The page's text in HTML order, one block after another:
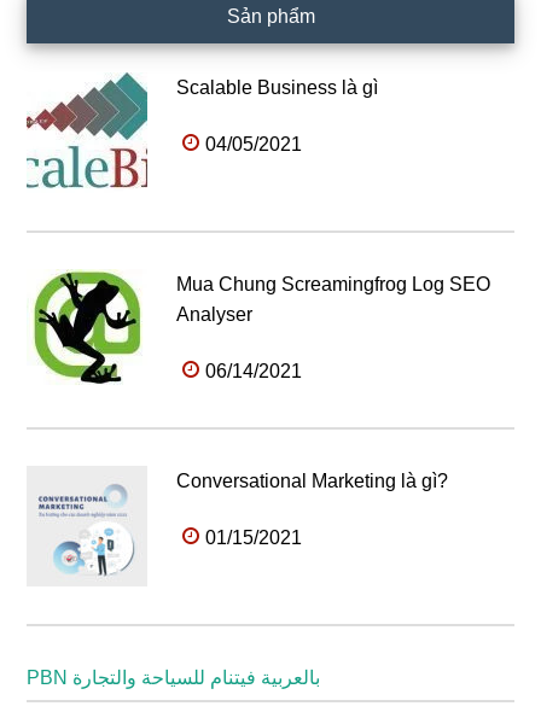
Sản phẩm
Scalable Business là gì
04/05/2021
Mua Chung Screamingfrog Log SEO
Analyser
06/14/2021
Conversational Marketing là gì?
01/15/2021
PBN بالعربية فيتنام للسياحة والتجارة